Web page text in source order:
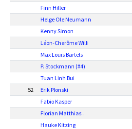
Finn Hiller
Helge Ole Neumann
Kenny Simon
Léon-Cherôme Willi
Max Louis Bartels
P. Stockmann (#4)
Tuan Linh Bui
52
Erik Plonski
Fabio Kasper
Florian Matthias .
Hauke Kitzing